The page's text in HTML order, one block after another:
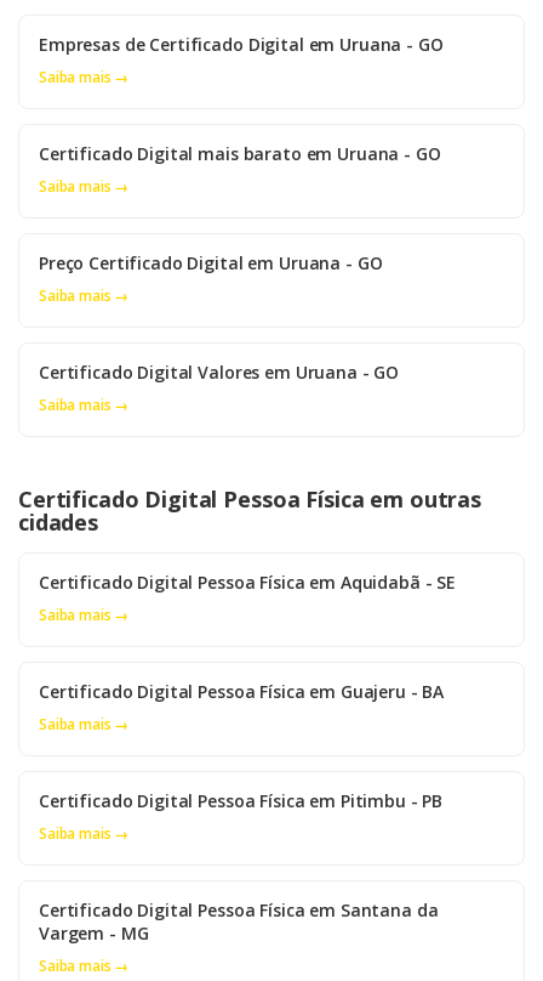
Empresas de Certificado Digital em Uruana - GO
Saiba mais →
Certificado Digital mais barato em Uruana - GO
Saiba mais →
Preço Certificado Digital em Uruana - GO
Saiba mais →
Certificado Digital Valores em Uruana - GO
Saiba mais →
Certificado Digital Pessoa Física em outras
cidades
Certificado Digital Pessoa Física em Aquidabã - SE
Saiba mais →
Certificado Digital Pessoa Física em Guajeru - BA
Saiba mais →
Certificado Digital Pessoa Física em Pitimbu - PB
Saiba mais →
Certificado Digital Pessoa Física em Santana da
Vargem - MG
Saiba mais →